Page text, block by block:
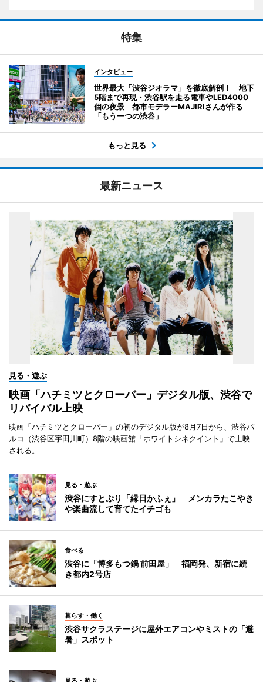
特集
インタビュー
世界最大「渋谷ジオラマ」を徹底解剖！ 地下
5階まで再現・渋谷駅を走る電車やLED4000
個の夜景 都市モデラーMAJIRIさんが作る
「もう一つの渋谷」
もっと見る
最新ニュース
見る・遊ぶ
映画「ハチミツとクローバー」デジタル版、渋谷で
リバイバル上映
映画「ハチミツとクローバー」の初のデジタル版が8月7日から、渋谷パ
ルコ（渋谷区宇田川町）8階の映画館「ホワイトシネクイント」で上映
される。
見る・遊ぶ
渋谷にすとぷり「縁日かふぇ」 メンカラたこやき
や楽曲流して育てたイチゴも
食べる
渋谷に「博多もつ鍋 前田屋」 福岡発、新宿に続
き都内2号店
暮らす・働く
渋谷サクラステージに屋外エアコンやミストの「避
暑」スポット